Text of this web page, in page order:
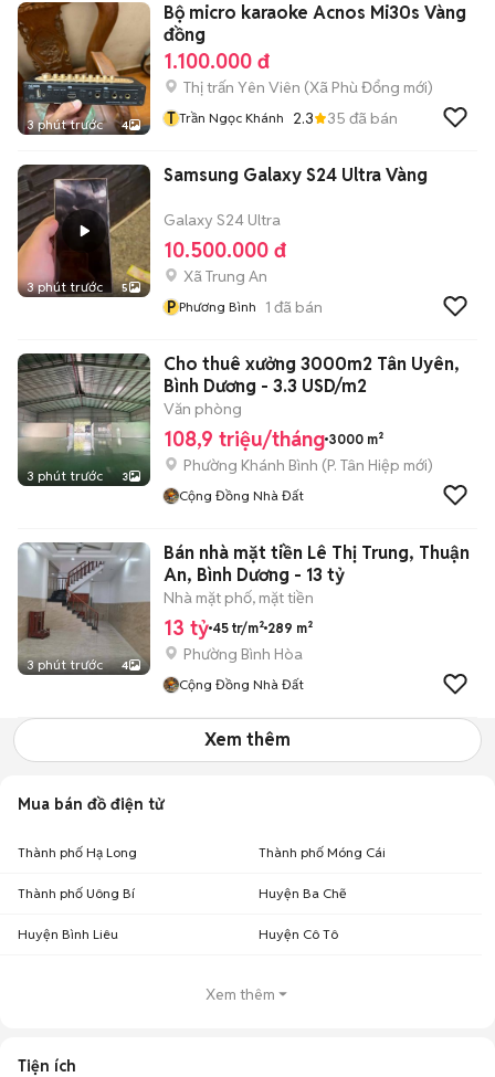
3 phút trước 4
Bộ micro karaoke Acnos Mi30s Vàng
đồng
1.100.000 đ
Thị trấn Yên Viên (Xã Phù Đổng mới)
T Trần Ngọc Khánh 2.3 35 đã bán
3 phút trước 5
Samsung Galaxy S24 Ultra Vàng
Galaxy S24 Ultra
10.500.000 đ
Xã Trung An
P Phương Bình 1 đã bán
3 phút trước 3
Cho thuê xưởng 3000m2 Tân Uyên,
Bình Dương - 3.3 USD/m2
Văn phòng
108,9 triệu/tháng 3000 m²
Phường Khánh Bình (P. Tân Hiệp mới)
Cộng Đồng Nhà Đất
3 phút trước 4
Bán nhà mặt tiền Lê Thị Trung, Thuận
An, Bình Dương - 13 tỷ
Nhà mặt phố, mặt tiền
13 tỷ 45 tr/m² 289 m²
Phường Bình Hòa
Cộng Đồng Nhà Đất
Xem thêm
Mua bán đồ điện tử
Thành phố Hạ Long Thành phố Móng Cái
Thành phố Uông Bí Huyện Ba Chẽ
Huyện Bình Liêu Huyện Cô Tô
Xem thêm
Tiện ích